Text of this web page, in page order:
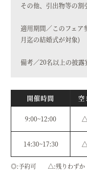
その他、引出物等の割
適用期間／このフェ
月迄の結婚式が対象)
備考／20名以上の披
開催時間 空
9:00~12:00 △
14:30~17:30 △
◎ 予約可 △ 残りわずか